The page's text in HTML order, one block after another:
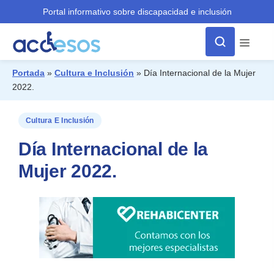
Portal informativo sobre discapacidad e inclusión
Menú
¿Qué buscas?
Portada » Cultura e Inclusión » Día Internacional de la Mujer
2022.
Cultura E Inclusión
Día Internacional de la
Mujer 2022.